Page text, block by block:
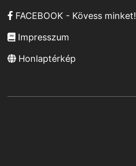
FACEBOOK - Kövess minket!
Impresszum
Honlaptérkép